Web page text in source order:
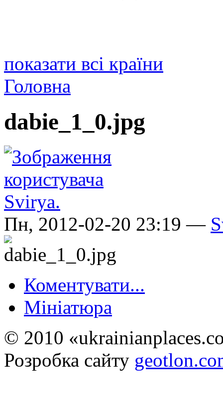
показати всі країни
Головна
dabie_1_0.jpg
Пн, 2012-02-20 23:19 —
Коментувати...
Мініатюра
© 2010
Розробка сайту